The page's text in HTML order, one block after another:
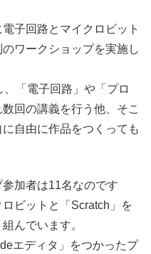
子回路とマイクロビット
ワークショップを実施し
「電子回路」や「プロ
回の講義を行う他、そこ
自由に作品をつくっても
加者は11名なのです
ビットと「Scratch」を
んでいます。
エディタ」をつかったプ